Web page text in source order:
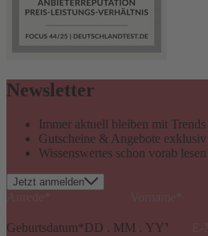
Newsletter
Immer aktuell bleiben mit
Gutscheine & Angebote
Wissenswertes schon vorab lesen
Jetzt anmelden
Geburtsdatum*